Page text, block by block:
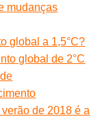
mudanças
global a 1,5°C?
global de 2°C
de 2018 é a